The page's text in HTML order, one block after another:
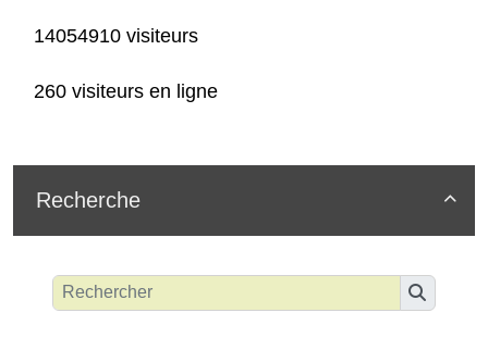
14054910 visiteurs
260 visiteurs en ligne

Recherche